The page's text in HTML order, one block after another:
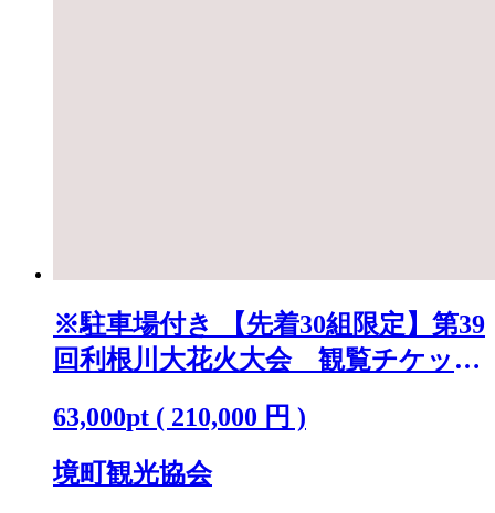
※駐車場付き 【先着30組限定】第39
回利根川大花火大会 観覧チケット
63,000pt ( 210,000 円 )
境町観光協会